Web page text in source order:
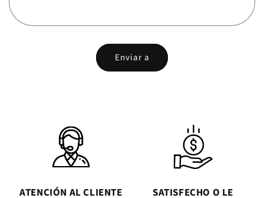
Enviar a
ATENCIÓN AL CLIENTE
SATISFECHO O LE